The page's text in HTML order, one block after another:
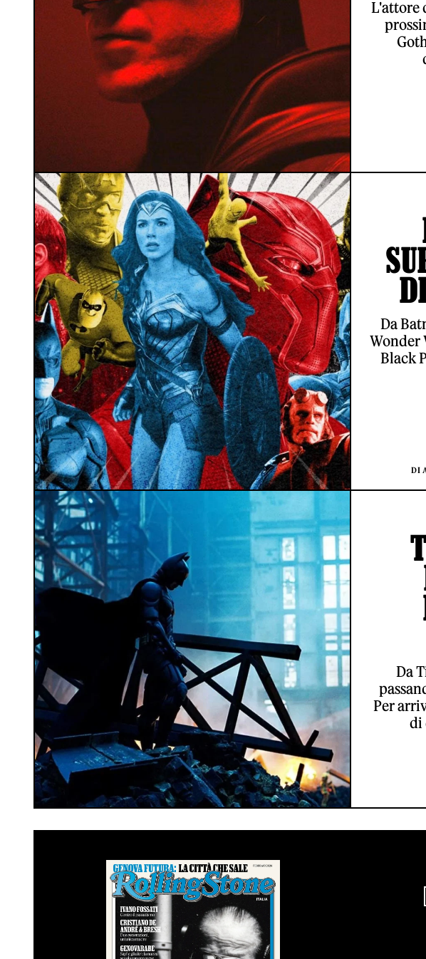
L'attore
Da
Wonder
Black
DI
Da
Per
di